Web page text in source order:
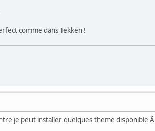
comme dans Tekken !
je peut installer quelques theme disponible